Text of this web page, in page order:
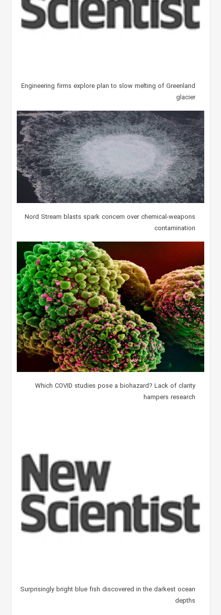
Engineering firms explore plan to slow melting of Greenland
glacier
Nord Stream blasts spark concern over chemical-weapons
contamination
Which COVID studies pose a biohazard? Lack of clarity
hampers research
Surprisingly bright blue fish discovered in the darkest ocean
depths